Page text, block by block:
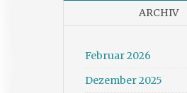
ARCHIV
Februar 2026
Dezember 2025